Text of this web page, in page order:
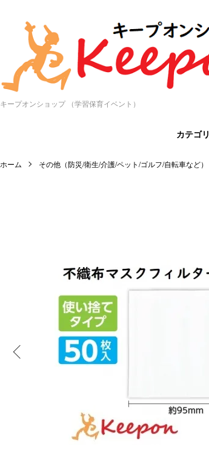
キープオンショップ （学習保育イベント）
カテゴリ
ホーム その他（防災/衛生/介護/ペット/ゴルフ/自転車など）